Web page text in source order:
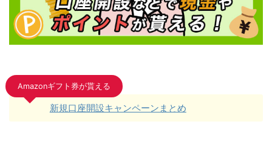
Amazonギフト券が貰える
新規口座開設キャンペーンまとめ